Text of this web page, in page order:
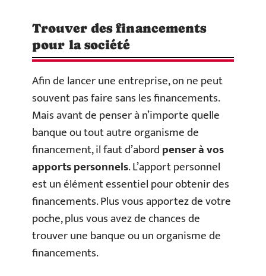
Trouver des financements
pour la société
Afin de lancer une entreprise, on ne peut
souvent pas faire sans les financements.
Mais avant de penser à n’importe quelle
banque ou tout autre organisme de
financement, il faut d’abordpenser à vos
apports personnels. L’apport personnel
est un élément essentiel pour obtenir des
financements. Plus vous apportez de votre
poche, plus vous avez de chances de
trouver une banque ou un organisme de
financements.